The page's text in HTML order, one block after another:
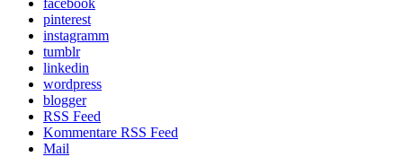
pinterest
instagramm
tumblr
linkedin
wordpress
blogger
RSS Feed
Kommentare RSS Feed
Mail